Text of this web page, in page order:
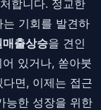
합니다. 정교한
기회를 발견하
매출상승을 견인
있거나, 쏟아붓
면, 이제는 접근
능한 성장을 위한